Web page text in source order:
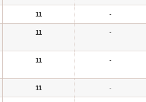
11 -
11 -
11 -
11 -